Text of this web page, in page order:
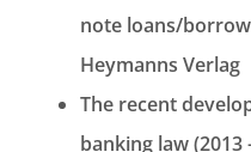
note loans/
Heymanns Verlag
The recent
banking law (2013